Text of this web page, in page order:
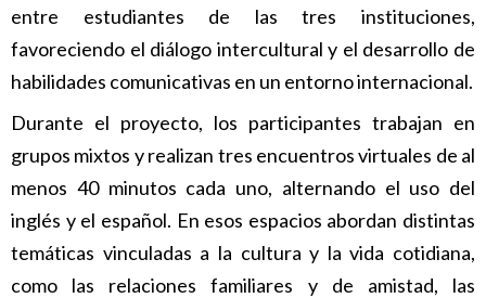
entre estudiantes de las tres instituciones,
favoreciendo el diálogo intercultural y el desarrollo de
habilidades comunicativas en un entorno internacional.
Durante el proyecto, los participantes trabajan en
grupos mixtos y realizan tres encuentros virtuales de al
menos 40 minutos cada uno, alternando el uso del
inglés y el español. En esos espacios abordan distintas
temáticas vinculadas a la cultura y la vida cotidiana,
como las relaciones familiares y de amistad, las